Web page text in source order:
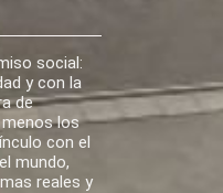
social:
y con la
de
los
con el
mundo,
reales y